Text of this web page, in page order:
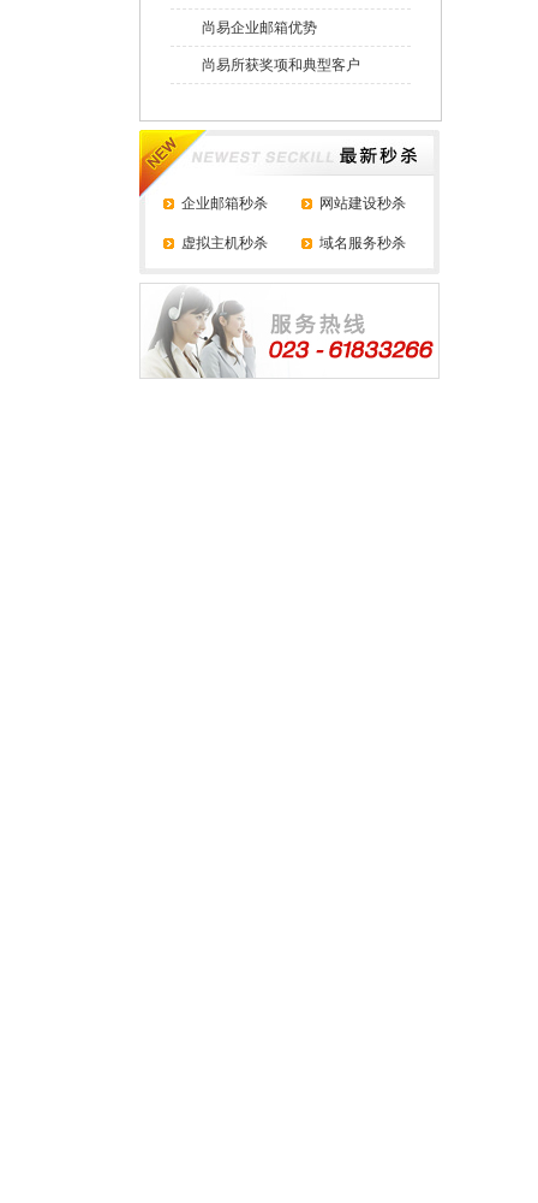
尚易企业邮箱优势
尚易所获奖项和典型客户
企业邮箱秒杀 网站建设秒杀
虚拟主机秒杀 域名服务秒杀